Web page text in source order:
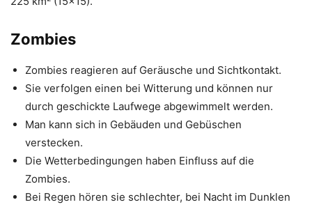
Zombies
Zombies reagieren auf Geräusche und Sichtkontakt.
Sie verfolgen einen bei Witterung und können nur
durch geschickte Laufwege abgewimmelt werden.
Man kann sich in Gebäuden und Gebüschen
verstecken.
Die Wetterbedingungen haben Einfluss auf die
Zombies.
Bei Regen hören sie schlechter, bei Nacht im Dunklen